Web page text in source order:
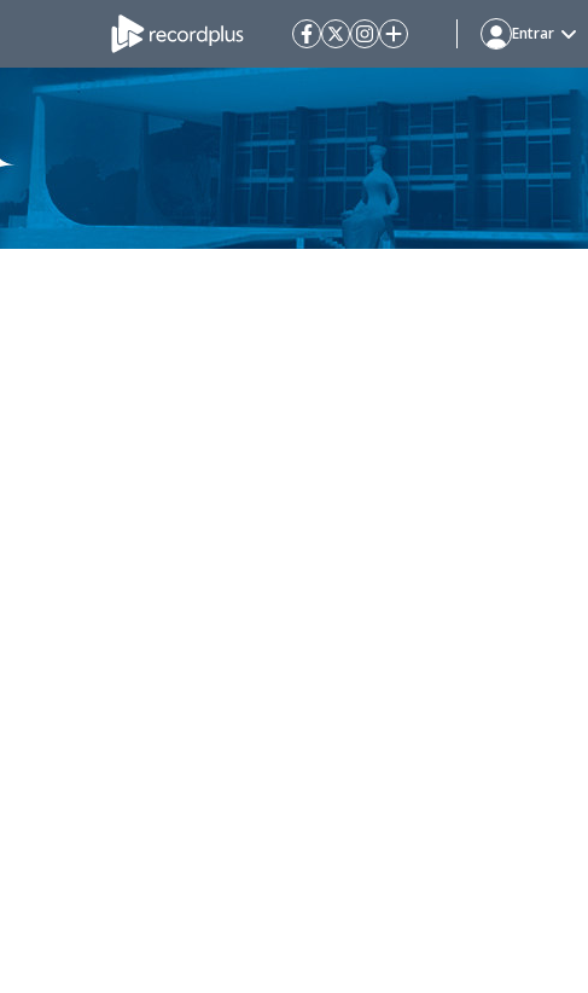
Entrar